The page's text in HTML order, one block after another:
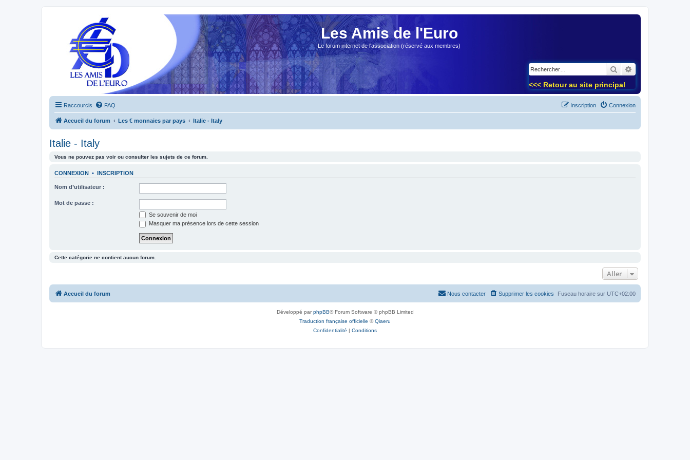
Les Amis de l'Euro
Le forum internet de l'association (réservé aux membres)
Rechercher
<<< Retour au site principal
Raccourcis FAQ Connexion
Inscription
Accueil du forum Les € monnaies par pays Italie - Italy
Italie - Italy
Vous ne pouvez pas voir ou consulter les sujets de ce forum.
CONNEXION • INSCRIPTION
Nom d’utilisateur :
Mot de passe :
Se souvenir de moi
Masquer ma présence lors de cette session
Cette catégorie ne contient aucun forum.
Aller
Accueil du forum Fuseau horaire sur UTC+02:00
Supprimer les cookies
Nous contacter
Développé parphpBB® Forum Software © phpBB Limited
Traduction française officielle ©Qiaeru
Confidentialité | Conditions